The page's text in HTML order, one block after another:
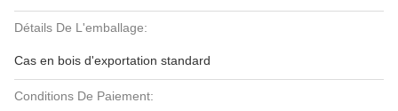
Détails De L'emballage:
Cas en bois d'exportation standard
Conditions De Paiement: